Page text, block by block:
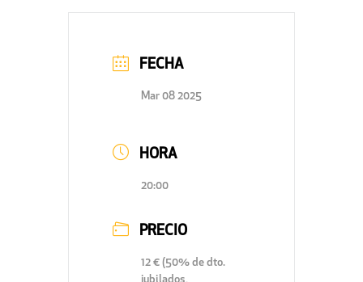
FECHA
Mar 08 2025
HORA
20:00
PRECIO
12 € (50% de dto.